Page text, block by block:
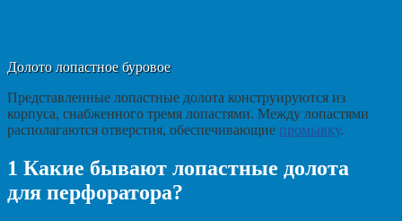
Долото лопастное буровое
Представленные лопастные долота конструируются из
корпуса, снабженного тремя лопастями. Между лопастями
располагаются отверстия, обеспечивающие промывку.
1 Какие бывают лопастные долота
для перфоратора?